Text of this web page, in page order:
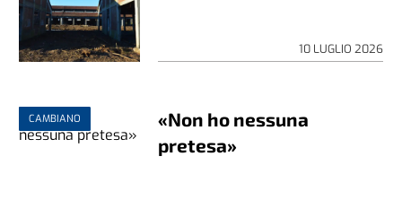
10 LUGLIO 2026
CAMBIANO
«Non ho nessuna
pretesa»